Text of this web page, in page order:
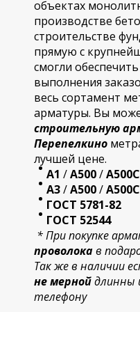
объектах
производстве
строительстве
прямую с
смогли
выполнения
весь сортамент
арматуры. Вы
строительную
Перепелкино
лучшей цене.
А1 /А500/А500С
А3/А500/А500С
ГОСТ 5781-82
ГОСТ 52544
* При покупке
проволокав
Так же в наличии
не мернойдлинны
телефону